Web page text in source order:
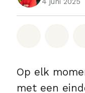
Op elk
met een